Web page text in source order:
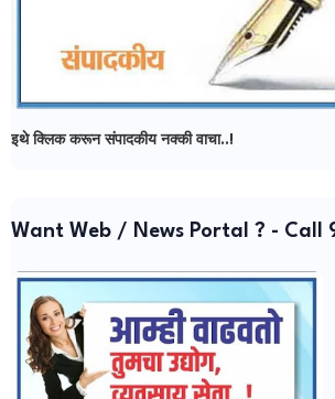
इथे क्लिक करून संपादकीय नक्की वाचा..!
Want Web / News Portal ? - Call